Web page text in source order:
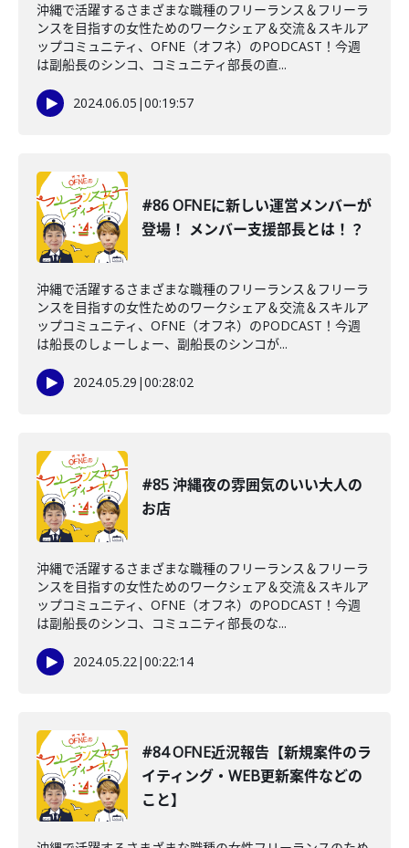
沖縄で活躍するさまざまな職種のフリーランス＆フリーラ
ンスを目指すの女性ためのワークシェア＆交流＆スキルア
ップコミュニティ、OFNE（オフネ）のPODCAST！今週
は副船長のシンコ、コミュニティ部長の直...
2024.06.05 |00:19:57
#86 OFNEに新しい運営メンバーが
登場！ メンバー支援部長とは！？
沖縄で活躍するさまざまな職種のフリーランス＆フリーラ
ンスを目指すの女性ためのワークシェア＆交流＆スキルア
ップコミュニティ、OFNE（オフネ）のPODCAST！今週
は船長のしょーしょー、副船長のシンコが...
2024.05.29 |00:28:02
#85 沖縄夜の雰囲気のいい大人の
お店
沖縄で活躍するさまざまな職種のフリーランス＆フリーラ
ンスを目指すの女性ためのワークシェア＆交流＆スキルア
ップコミュニティ、OFNE（オフネ）のPODCAST！今週
は副船長のシンコ、コミュニティ部長のな...
2024.05.22|00:22:14
#84 OFNE近況報告【新規案件のラ
イティング・WEB更新案件などの
こと】